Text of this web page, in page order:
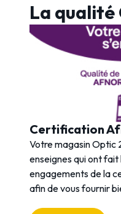
La
Certification
Votre magasin
enseignes qui ont fait
engagements de la
afin de vous fournir